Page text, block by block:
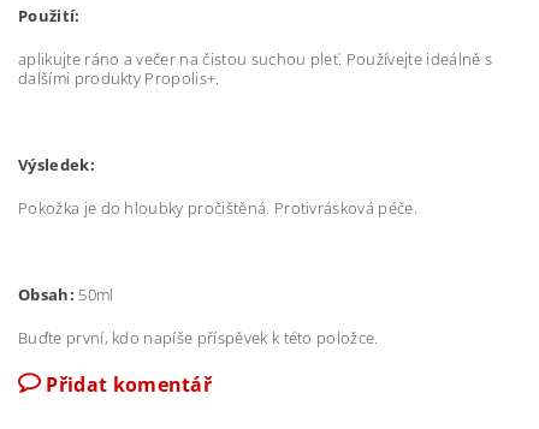
Použití:
aplikujte ráno a večer na čistou suchou pleť. Používejte ideálně s
dalšími produkty Propolis+.
Výsledek:
Pokožka je do hloubky pročištěná. Protivrásková péče.
Obsah: 50ml
Buďte první, kdo napíše příspěvek k této položce.
Přidat komentář